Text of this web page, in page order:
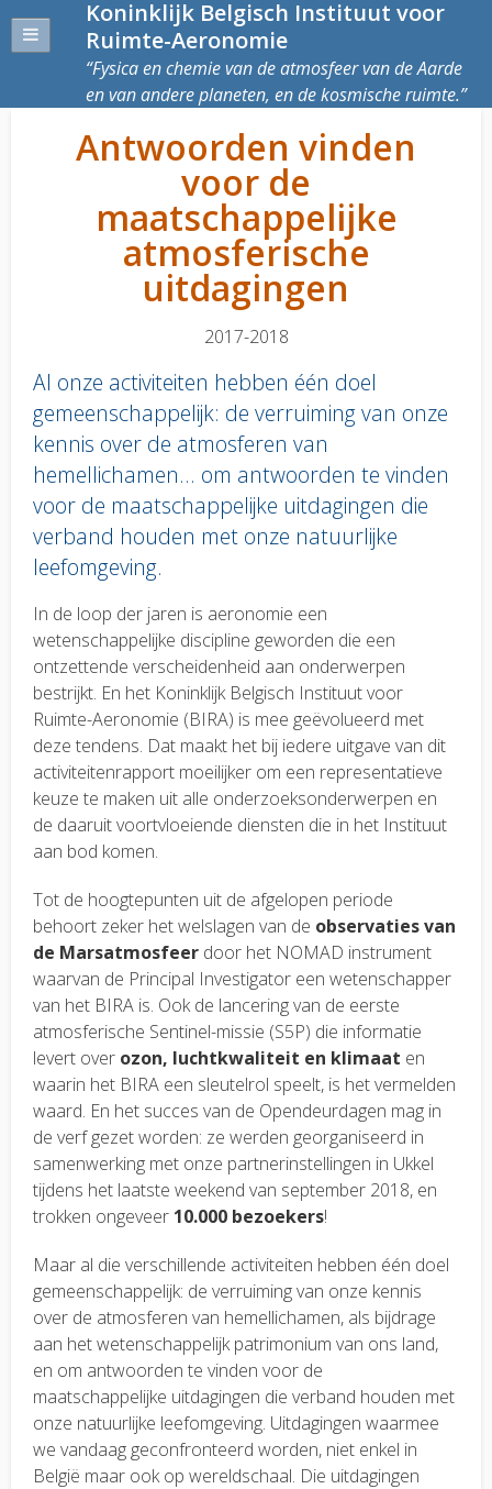
Koninklijk Belgisch Instituut voor
Ruimte-Aeronomie
Fysica en chemie van de atmosfeer van de Aarde
en van andere planeten, en de kosmische ruimte.
Antwoorden vinden
voor de
maatschappelijke
atmosferische
uitdagingen
2017-2018
Al onze activiteiten hebben één doel
gemeenschappelijk: de verruiming van onze
kennis over de atmosferen van
hemellichamen... om antwoorden te vinden
voor de maatschappelijke uitdagingen die
verband houden met onze natuurlijke
leefomgeving.
Body
text
In de loop der jaren is aeronomie een
wetenschappelijke discipline geworden die een
ontzettende verscheidenheid aan onderwerpen
bestrijkt. En het Koninklijk Belgisch Instituut voor
Ruimte-Aeronomie (BIRA) is mee geëvolueerd met
deze tendens. Dat maakt het bij iedere uitgave van dit
activiteitenrapport moeilijker om een representatieve
keuze te maken uit alle onderzoeksonderwerpen en
de daaruit voortvloeiende diensten die in het Instituut
aan bod komen.
Tot de hoogtepunten uit de afgelopen periode
behoort zeker het welslagen van de observaties van
de Marsatmosfeer door het NOMAD instrument
waarvan de Principal Investigator een wetenschapper
van het BIRA is. Ook de lancering van de eerste
atmosferische Sentinel-missie (S5P) die informatie
levert over ozon, luchtkwaliteit en klimaat en
waarin het BIRA een sleutelrol speelt, is het vermelden
waard. En het succes van de Opendeurdagen mag in
de verf gezet worden: ze werden georganiseerd in
samenwerking met onze partnerinstellingen in Ukkel
tijdens het laatste weekend van september 2018, en
trokken ongeveer 10.000 bezoekers!
Maar al die verschillende activiteiten hebben één doel
gemeenschappelijk: de verruiming van onze kennis
over de atmosferen van hemellichamen, als bijdrage
aan het wetenschappelijk patrimonium van ons land,
en om antwoorden te vinden voor de
maatschappelijke uitdagingen die verband houden met
onze natuurlijke leefomgeving. Uitdagingen waarmee
we vandaag geconfronteerd worden, niet enkel in
België maar ook op wereldschaal. Die uitdagingen